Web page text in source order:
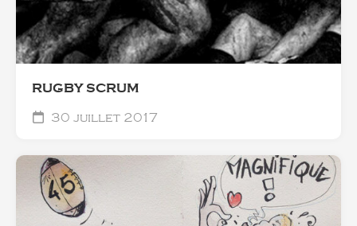
RUGBY SCRUM
30 juillet 2017